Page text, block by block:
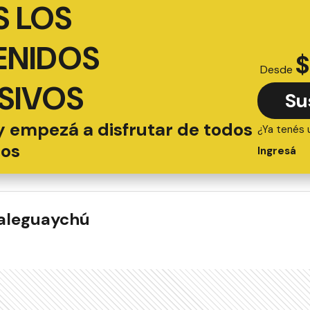
LOS
empezá a disfrutar de todos
Desde $
¿Ya tenés
Ingresá